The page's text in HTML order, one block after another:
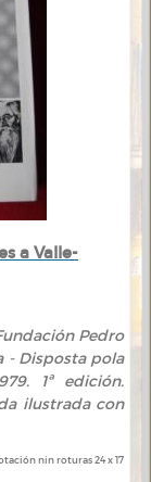
a Valle-
Pedro
- Disposta pola
1ª edición.
ilustrada con
nin roturas 24 x 17